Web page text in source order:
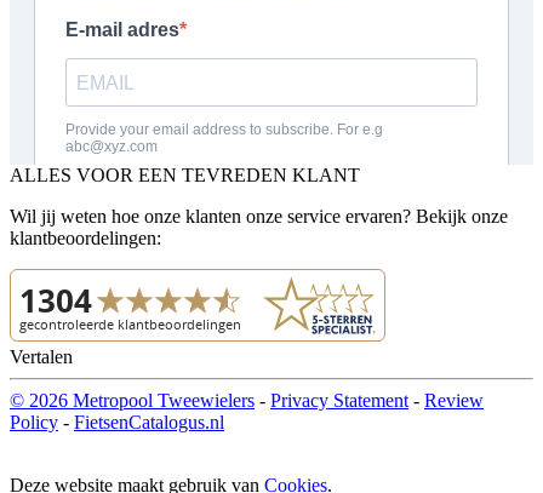
ALLES VOOR EEN TEVREDEN KLANT
Wil jij weten hoe onze klanten onze service ervaren? Bekijk onze
klantbeoordelingen:
Vertalen
© 2026 Metropool Tweewielers - Privacy Statement - Review
Policy - FietsenCatalogus.nl
Deze website maakt gebruik van Cookies.